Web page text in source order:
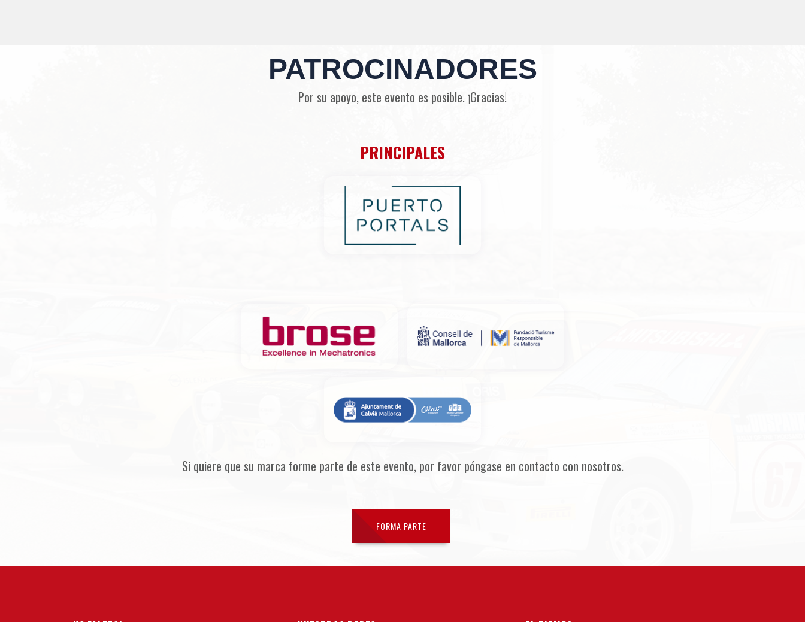
PATROCINADORES
Por su apoyo, este evento es posible. ¡Gracias!
PRINCIPALES
Si quiere que su marca forme parte de este evento, por favor póngase en contacto con nosotros.
FORMA PARTE